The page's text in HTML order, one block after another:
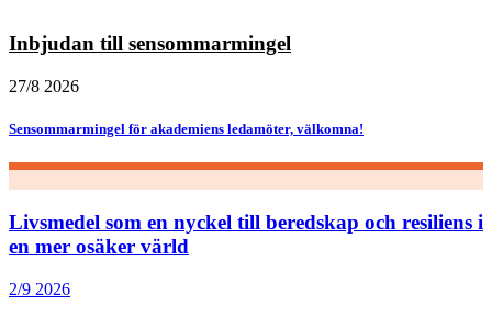
Inbjudan till sensommarmingel
27/8 2026
Sensommarmingel för akademiens ledamöter, välkomna!
Livsmedel som en nyckel till beredskap och resiliens i
en mer osäker värld
2/9 2026